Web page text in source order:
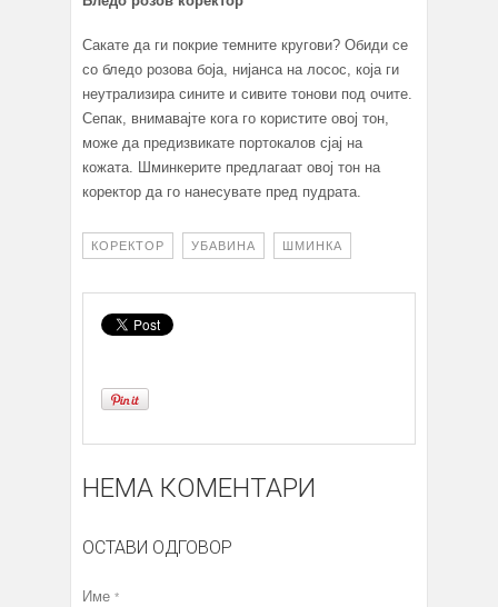
Сакате да ги покрие темните кругови? Обиди се
со бледо розова боја, нијанса на лосос, која ги
неутрализира сините и сивите тонови под очите.
Сепак, внимавајте кога го користите овој тон,
може да предизвикате портокалов сјај на
кожата. Шминкерите предлагаат овој тон на
коректор да го нанесувате пред пудрата.
КОРЕКТОР УБАВИНА ШМИНКА
НЕМА КОМЕНТАРИ
ОСТАВИ ОДГОВОР
Име *